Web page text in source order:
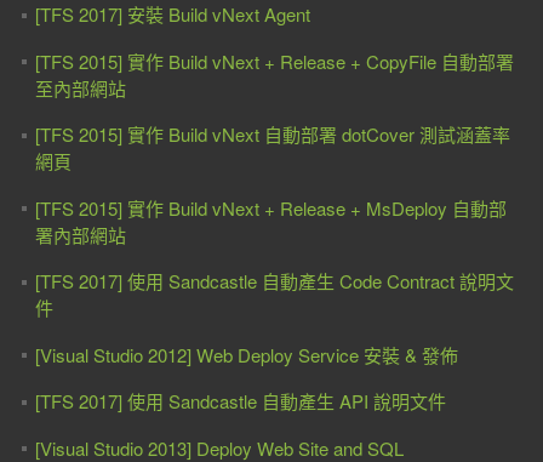
[TFS 2017] 安裝 Build vNext Agent
[TFS 2015] 實作 Build vNext + Release + CopyFile 自動部署
至內部網站
[TFS 2015] 實作 Build vNext 自動部署 dotCover 測試涵蓋率
網頁
[TFS 2015] 實作 Build vNext + Release + MsDeploy 自動部
署內部網站
[TFS 2017] 使用 Sandcastle 自動產生 Code Contract 說明文
件
[Visual Studio 2012] Web Deploy Service 安裝 & 發佈
[TFS 2017] 使用 Sandcastle 自動產生 API 說明文件
[Visual Studio 2013] Deploy Web Site and SQL